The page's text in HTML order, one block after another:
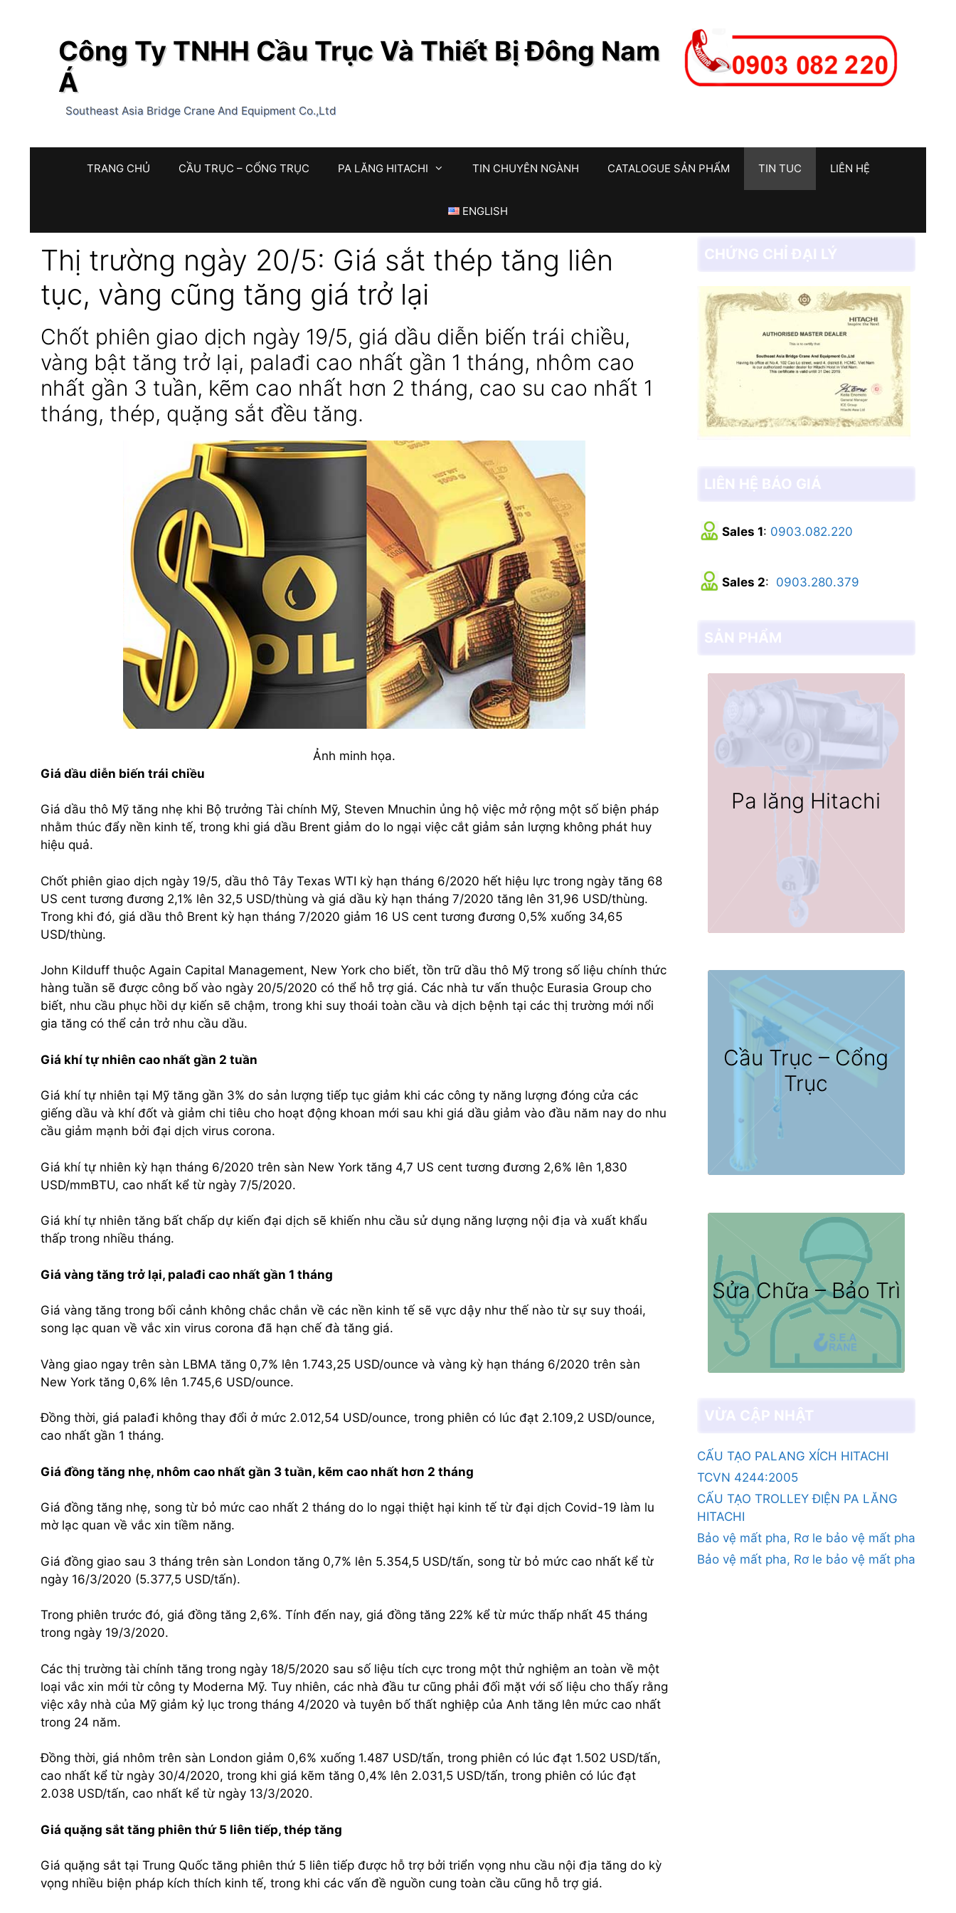
Công Ty TNHH Cầu Trục Và Thiết Bị Đông Nam
Á
Southeast Asia Bridge Crane And Equipment Co.,Ltd
TRANG CHỦ CẦU TRỤC – CỔNG TRỤC PA LĂNG HITACHI TIN CHUYÊN NGÀNH CATALOGUE SẢN PHẨM TIN TUC LIÊN HỆ
ENGLISH
Thị trường ngày 20/5: Giá sắt thép tăng liên
tục, vàng cũng tăng giá trở lại
Chốt phiên giao dịch ngày 19/5, giá dầu diễn biến trái chiều,
vàng bật tăng trở lại, palađi cao nhất gần 1 tháng, nhôm cao
nhất gần 3 tuần, kẽm cao nhất hơn 2 tháng, cao su cao nhất 1
tháng, thép, quặng sắt đều tăng.
Ảnh minh họa.
Giá dầu diễn biến trái chiều
Giá dầu thô Mỹ tăng nhẹ khi Bộ trưởng Tài chính Mỹ, Steven Mnuchin ủng hộ việc mở rộng một số biện pháp
nhằm thúc đẩy nền kinh tế, trong khi giá dầu Brent giảm do lo ngại việc cắt giảm sản lượng không phát huy
hiệu quả.
Chốt phiên giao dịch ngày 19/5, dầu thô Tây Texas WTI kỳ hạn tháng 6/2020 hết hiệu lực trong ngày tăng 68
US cent tương đương 2,1% lên 32,5 USD/thùng và giá dầu kỳ hạn tháng 7/2020 tăng lên 31,96 USD/thùng.
Trong khi đó, giá dầu thô Brent kỳ hạn tháng 7/2020 giảm 16 US cent tương đương 0,5% xuống 34,65
USD/thùng.
John Kilduff thuộc Again Capital Management, New York cho biết, tồn trữ dầu thô Mỹ trong số liệu chính thức
hàng tuần sẽ được công bố vào ngày 20/5/2020 có thể hỗ trợ giá. Các nhà tư vấn thuộc Eurasia Group cho
biết, nhu cầu phục hồi dự kiến sẽ chậm, trong khi suy thoái toàn cầu và dịch bệnh tại các thị trường mới nổi
gia tăng có thể cản trở nhu cầu dầu.
Giá khí tự nhiên cao nhất gần 2 tuần
Giá khí tự nhiên tại Mỹ tăng gần 3% do sản lượng tiếp tục giảm khi các công ty năng lượng đóng cửa các
giếng dầu và khí đốt và giảm chi tiêu cho hoạt động khoan mới sau khi giá dầu giảm vào đầu năm nay do nhu
cầu giảm mạnh bởi đại dịch virus corona.
Giá khí tự nhiên kỳ hạn tháng 6/2020 trên sàn New York tăng 4,7 US cent tương đương 2,6% lên 1,830
USD/mmBTU, cao nhất kể từ ngày 7/5/2020.
Giá khí tự nhiên tăng bất chấp dự kiến đại dịch sẽ khiến nhu cầu sử dụng năng lượng nội địa và xuất khẩu
thấp trong nhiều tháng.
Giá vàng tăng trở lại, palađi cao nhất gần 1 tháng
Giá vàng tăng trong bối cảnh không chắc chắn về các nền kinh tế sẽ vực dậy như thế nào từ sự suy thoái,
song lạc quan về vắc xin virus corona đã hạn chế đà tăng giá.
Vàng giao ngay trên sàn LBMA tăng 0,7% lên 1.743,25 USD/ounce và vàng kỳ hạn tháng 6/2020 trên sàn
New York tăng 0,6% lên 1.745,6 USD/ounce.
Đồng thời, giá palađi không thay đổi ở mức 2.012,54 USD/ounce, trong phiên có lúc đạt 2.109,2 USD/ounce,
cao nhất gần 1 tháng.
Giá đồng tăng nhẹ, nhôm cao nhất gần 3 tuần, kẽm cao nhất hơn 2 tháng
Giá đồng tăng nhẹ, song từ bỏ mức cao nhất 2 tháng do lo ngại thiệt hại kinh tế từ đại dịch Covid-19 làm lu
mờ lạc quan về vắc xin tiềm năng.
Giá đồng giao sau 3 tháng trên sàn London tăng 0,7% lên 5.354,5 USD/tấn, song từ bỏ mức cao nhất kể từ
ngày 16/3/2020 (5.377,5 USD/tấn).
Trong phiên trước đó, giá đồng tăng 2,6%. Tính đến nay, giá đồng tăng 22% kể từ mức thấp nhất 45 tháng
trong ngày 19/3/2020.
Các thị trường tài chính tăng trong ngày 18/5/2020 sau số liệu tích cực trong một thử nghiệm an toàn về một
loại vắc xin mới từ công ty Moderna Mỹ. Tuy nhiên, các nhà đầu tư cũng phải đối mặt với số liệu cho thấy rằng
việc xây nhà của Mỹ giảm kỷ lục trong tháng 4/2020 và tuyên bố thất nghiệp của Anh tăng lên mức cao nhất
trong 24 năm.
Đồng thời, giá nhôm trên sàn London giảm 0,6% xuống 1.487 USD/tấn, trong phiên có lúc đạt 1.502 USD/tấn,
cao nhất kể từ ngày 30/4/2020, trong khi giá kẽm tăng 0,4% lên 2.031,5 USD/tấn, trong phiên có lúc đạt
2.038 USD/tấn, cao nhất kể từ ngày 13/3/2020.
Giá quặng sắt tăng phiên thứ 5 liên tiếp, thép tăng
Giá quặng sắt tại Trung Quốc tăng phiên thứ 5 liên tiếp được hỗ trợ bởi triển vọng nhu cầu nội địa tăng do kỳ
vọng nhiều biện pháp kích thích kinh tế, trong khi các vấn đề nguồn cung toàn cầu cũng hỗ trợ giá.
Sales 1: 0903.082.220
Sales 2: 0903.280.379
Pa lăng Hitachi
Cầu Trục – Cổng
Trục
Sửa Chữa – Bảo Trì
CẤU TẠO PALANG XÍCH HITACHI
TCVN 4244:2005
CẤU TẠO TROLLEY ĐIỆN PA LĂNG
HITACHI
Bảo vệ mất pha, Rơ le bảo vệ mất pha
Bảo vệ mất pha, Rơ le bảo vệ mất pha